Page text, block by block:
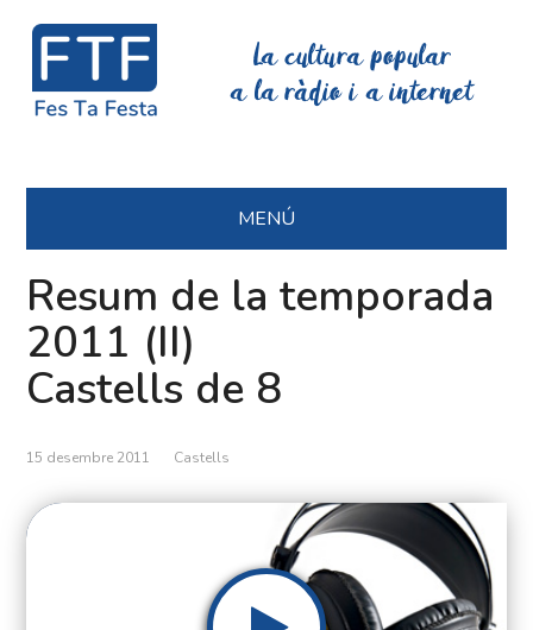
La cultura popular
a la ràdio i a internet
MENÚ
Resum de la temporada
2011 (II)
Castells de 8
15 desembre 2011 Castells